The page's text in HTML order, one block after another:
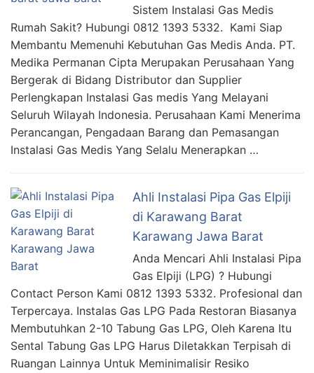
Sistem Instalasi Gas Medis
Rumah Sakit? Hubungi 0812 1393 5332. Kami Siap
Membantu Memenuhi Kebutuhan Gas Medis Anda. PT.
Medika Permanan Cipta Merupakan Perusahaan Yang
Bergerak di Bidang Distributor dan Supplier
Perlengkapan Instalasi Gas medis Yang Melayani
Seluruh Wilayah Indonesia. Perusahaan Kami Menerima
Perancangan, Pengadaan Barang dan Pemasangan
Instalasi Gas Medis Yang Selalu Menerapkan …
Ahli Instalasi Pipa Gas Elpiji
di Karawang Barat
Karawang Jawa Barat
Anda Mencari Ahli Instalasi Pipa
Gas Elpiji (LPG) ? Hubungi
Contact Person Kami 0812 1393 5332. Profesional dan
Terpercaya. Instalas Gas LPG Pada Restoran Biasanya
Membutuhkan 2-10 Tabung Gas LPG, Oleh Karena Itu
Sental Tabung Gas LPG Harus Diletakkan Terpisah di
Ruangan Lainnya Untuk Meminimalisir Resiko